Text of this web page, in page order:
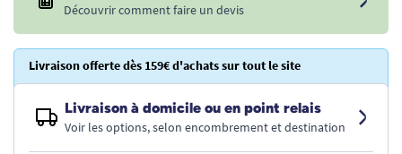
Découvrir comment faire un devis
Livraison offerte dès 159€ d'achats sur tout le site
Livraison à domicile ou en point relais
Voir les options, selon encombrement et destination